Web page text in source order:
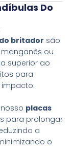
Do
britador são
ou
superior ao
para
placas
para prolongar
a
o